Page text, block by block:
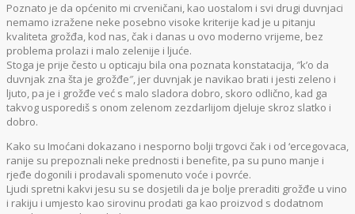
Poznato je da općenito mi crveničani, kao uostalom i svi drugi duvnjaci
nemamo izražene neke posebno visoke kriterije kad je u pitanju
kvaliteta grožđa, kod nas, čak i danas u ovo moderno vrijeme, bez
problema prolazi i malo zelenije i ljuće.
Stoga je prije često u opticaju bila ona poznata konstatacija, ″k’o da
duvnjak zna šta je grožđe″, jer duvnjak je navikao brati i jesti zeleno i
ljuto, pa je i grožđe već s malo sladora dobro, skoro odlično, kad ga
takvog usporediš s onom zelenom zezdarlijom djeluje skroz slatko i
dobro.
Kako su Imoćani dokazano i nesporno bolji trgovci čak i od ‘ercegovaca,
ranije su prepoznali neke prednosti i benefite, pa su puno manje i
rjeđe dogonili i prodavali spomenuto voće i povrće.
Ljudi spretni kakvi jesu su se dosjetili da je bolje preraditi grožđe u vino
i rakiju i umjesto kao sirovinu prodati ga kao proizvod s dodatnom